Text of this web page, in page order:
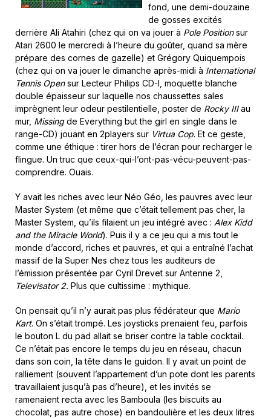
fond, une demi-douzaine
de gosses excités
derrière Ali Atahiri (chez qui on va jouer à Pole Positionsur
Atari 2600 le mercredi à l’heure du goûter, quand sa mère
prépare des cornes de gazelle) et Grégory Quiquempois
(chez qui on va jouer le dimanche après-midi à International
Tennis Opensur Lecteur Philips CD-I, moquette blanche
double épaisseur sur laquelle nos chaussettes sales
imprègnent leur odeur pestilentielle, poster de Rocky IIIau
mur, Missingde Everything but the girl en single dans le
range-CD) jouant en 2players sur Virtua Cop. Et ce geste,
comme une éthique : tirer hors de l’écran pour recharger le
flingue. Un truc que ceux-qui-l’ont-pas-vécu-peuvent-pas-
comprendre. Ouais.
Y avait les riches avec leur Néo Géo, les pauvres avec leur
Master System (et même que c’était tellement pas cher, la
Master System, qu’ils filaient un jeu intégré avec : Alex Kidd
and the Miracle World). Puis il y a ce jeu qui a mis tout le
monde d’accord, riches et pauvres, et qui a entraîné l’achat
massif de la Super Nes chez tous les auditeurs de
l’émission présentée par Cyril Drevet sur Antenne 2,
Televisator 2. Plus que cultissime : mythique.
On pensait qu’il n’y aurait pas plus fédérateur que Mario
Kart. On s’était trompé. Les joysticks prenaient feu, parfois
le bouton L du pad allait se briser contre la table cocktail.
Ce n’était pas encore le temps du jeu en réseau, chacun
dans son coin, la tête dans le guidon. Il y avait un point de
ralliement (souvent l’appartement d’un pote dont les parents
travaillaient jusqu’à pas d’heure), et les invités se
ramenaient recta avec les Bamboula (les biscuits au
chocolat, pas autre chose) en bandoulière et les deux litres